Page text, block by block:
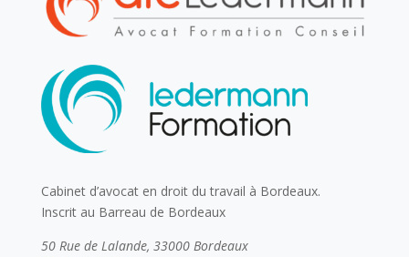
Cabinet d’avocat en droit du travail à Bordeaux.
Inscrit au Barreau de Bordeaux
50 Rue de Lalande, 33000 Bordeaux